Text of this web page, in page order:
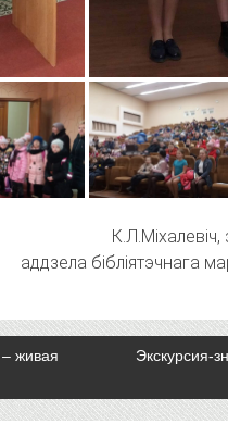
аддзела бібліятэчнага
живая
Экскурсия-